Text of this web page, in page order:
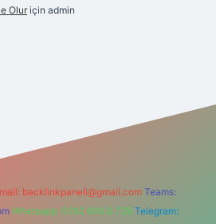
Olur için admin
backlinkpaneli@gmail.com Teams:
Whatsapp: 0262 606 0 726 Telegram: